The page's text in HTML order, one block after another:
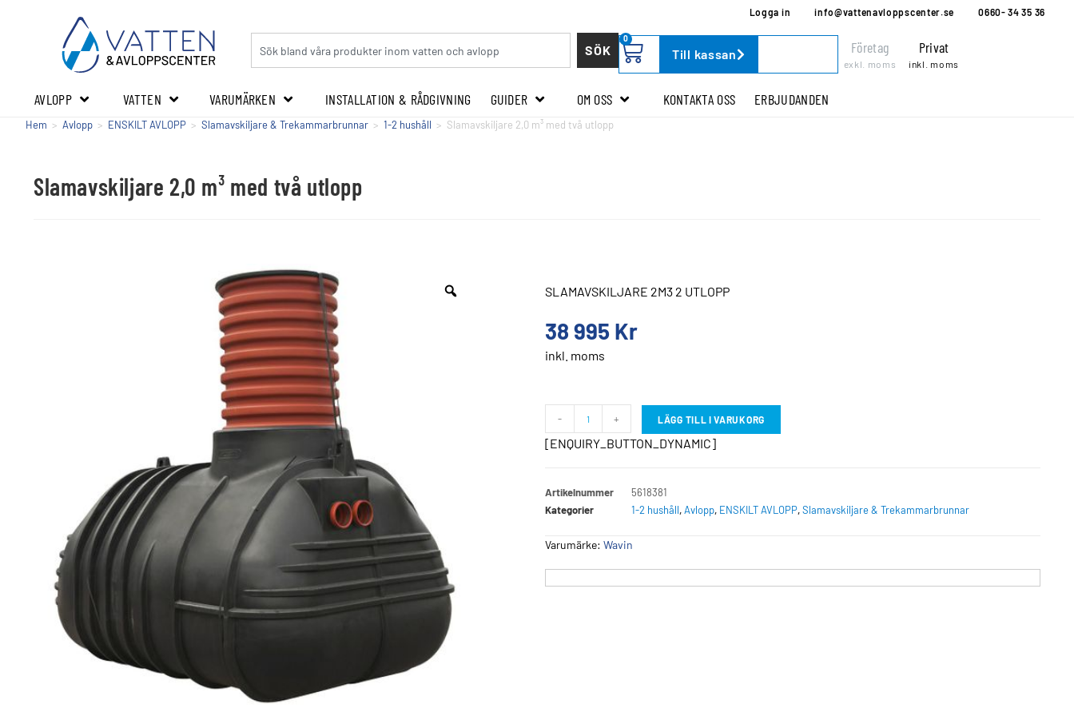
Logga in info@vattenavloppscenter.se 0660- 34 35 36
SÖK
0
Till kassan Företag
exkl. moms
Privat
inkl. moms
AVLOPP VATTEN VARUMÄRKEN INSTALLATION & RÅDGIVNING GUIDER OM OSS KONTAKTA OSS ERBJUDANDEN
Hem > Avlopp > ENSKILT AVLOPP > Slamavskiljare & Trekammarbrunnar > 1-2 hushåll > Slamavskiljare 2,0 m³ med två utlopp
Slamavskiljare 2,0 m³ med två utlopp
SLAMAVSKILJARE 2M3 2 UTLOPP
38 995 Kr
inkl. moms
- + LÄGG TILL I VARUKORG
[ENQUIRY_BUTTON_DYNAMIC]
Artikelnummer
5618381
Kategorier
1-2 hushåll,Avlopp, ENSKILT AVLOPP,Slamavskiljare & Trekammarbrunnar
Varumärke: Wavin